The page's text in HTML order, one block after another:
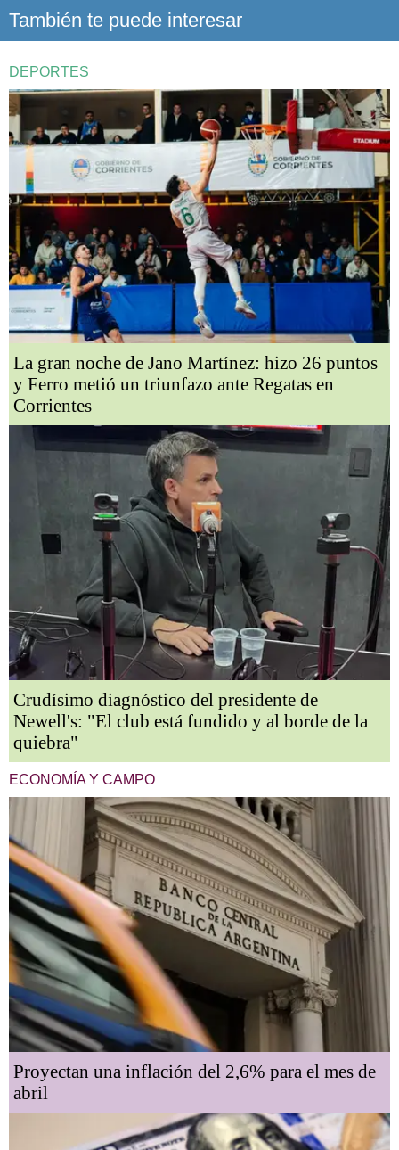
También te puede interesar
DEPORTES
La gran noche de Jano Martínez: hizo 26 puntos
y Ferro metió un triunfazo ante Regatas en
Corrientes
Crudísimo diagnóstico del presidente de
Newell's: "El club está fundido y al borde de la
quiebra"
ECONOMÍA Y CAMPO
Proyectan una inflación del 2,6% para el mes de
abril